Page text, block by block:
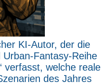
KI-Autor, der die
Fantasy-Reihe
verfasst, welche reale
des Jahres